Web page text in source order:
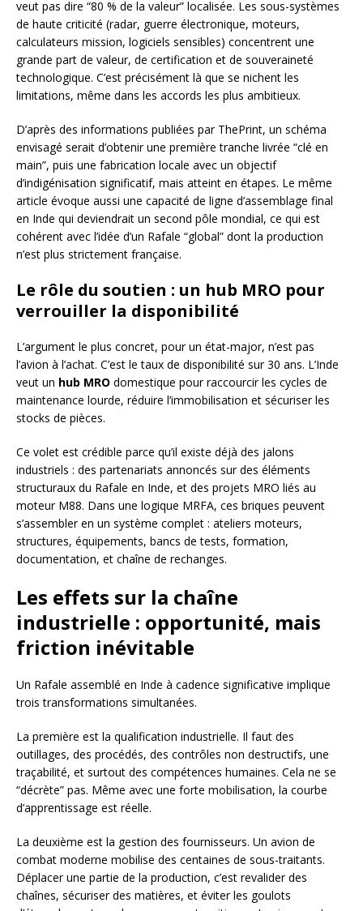
veut pas dire “80 % de la valeur” localisée. Les sous-systèmes
de haute criticité (radar, guerre électronique, moteurs,
calculateurs mission, logiciels sensibles) concentrent une
grande part de valeur, de certification et de souveraineté
technologique. C’est précisément là que se nichent les
limitations, même dans les accords les plus ambitieux.
D’après des informations publiées par ThePrint, un schéma
envisagé serait d’obtenir une première tranche livrée “clé en
main”, puis une fabrication locale avec un objectif
d’indigénisation significatif, mais atteint en étapes. Le même
article évoque aussi une capacité de ligne d’assemblage final
en Inde qui deviendrait un second pôle mondial, ce qui est
cohérent avec l’idée d’un Rafale “global” dont la production
n’est plus strictement française.
Le rôle du soutien : un hub MRO pour
verrouiller la disponibilité
L’argument le plus concret, pour un état-major, n’est pas
l’avion à l’achat. C’est le taux de disponibilité sur 30 ans. L’Inde
veut un hub MRO domestique pour raccourcir les cycles de
maintenance lourde, réduire l’immobilisation et sécuriser les
stocks de pièces.
Ce volet est crédible parce qu’il existe déjà des jalons
industriels : des partenariats annoncés sur des éléments
structuraux du Rafale en Inde, et des projets MRO liés au
moteur M88. Dans une logique MRFA, ces briques peuvent
s’assembler en un système complet : ateliers moteurs,
structures, équipements, bancs de tests, formation,
documentation, et chaîne de rechanges.
Les effets sur la chaîne
industrielle : opportunité, mais
friction inévitable
Un Rafale assemblé en Inde à cadence significative implique
trois transformations simultanées.
La première est la qualification industrielle. Il faut des
outillages, des procédés, des contrôles non destructifs, une
traçabilité, et surtout des compétences humaines. Cela ne se
“décrète” pas. Même avec une forte mobilisation, la courbe
d’apprentissage est réelle.
La deuxième est la gestion des fournisseurs. Un avion de
combat moderne mobilise des centaines de sous-traitants.
Déplacer une partie de la production, c’est revalider des
chaînes, sécuriser des matières, et éviter les goulots